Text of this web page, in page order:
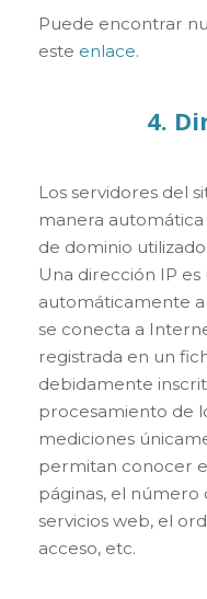
Puede encontrar
este enlace.
4.
Los servidores del
manera
de dominio
Una dirección IP
automáticamente
se conecta a
registrada en un
debidamente
procesamiento de
mediciones
permitan conocer
páginas, el número
servicios web, el
acceso, etc.